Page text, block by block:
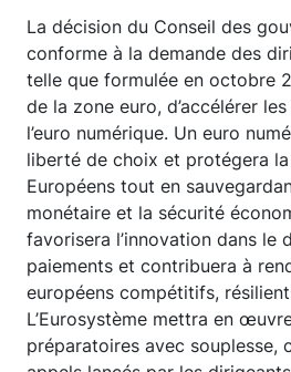
La décision du Conseil des
conforme à la demande des
telle que formulée en octobre
de la zone euro, d’accélérer
l’euro numérique. Un euro
liberté de choix et protégera
Européens tout en
monétaire et la sécurité
favorisera l’innovation dans le
paiements et contribuera à
européens compétitifs,
L’Eurosystème mettra en
préparatoires avec souplesse,